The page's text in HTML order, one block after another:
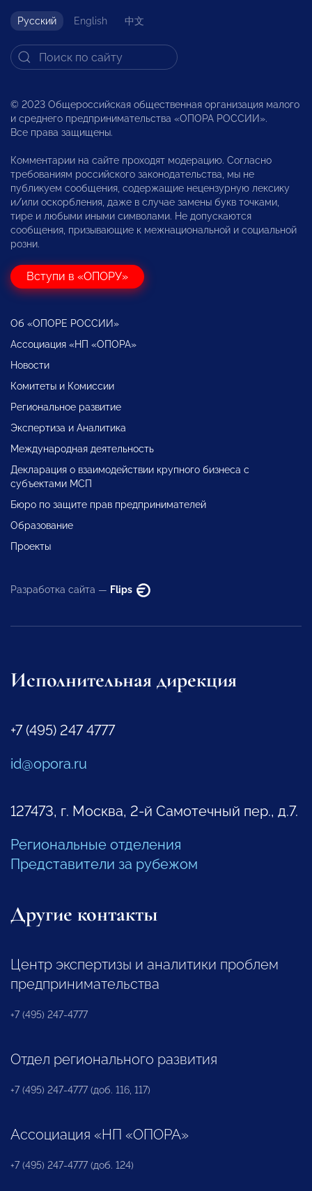
Русский English 中文
© 2023 Общероссийская общественная организация малого
и среднего предпринимательства «ОПОРА РОССИИ».
Все права защищены.
Комментарии на сайте проходят модерацию. Согласно
требованиям российского законодательства, мы не
публикуем сообщения, содержащие нецензурную лексику
и/или оскорбления, даже в случае замены букв точками,
тире и любыми иными символами. Не допускаются
сообщения, призывающие к межнациональной и социальной
розни.
Вступи в «ОПОРУ»
Об «ОПОРЕ РОССИИ»
Ассоциация «НП «ОПОРА»
Новости
Комитеты и Комиссии
Региональное развитие
Экспертиза и Аналитика
Международная деятельность
Декларация о взаимодействии крупного бизнеса с
субъектами МСП
Бюро по защите прав предпринимателей
Образование
Проекты
Разработка сайта — Flips
Исполнительная дирекция
+7 (495) 247 4777
id@opora.ru
127473, г. Москва, 2-й Самотечный пер., д.7.
Региональные отделения
Представители за рубежом
Другие контакты
Центр экспертизы и аналитики проблем
предпринимательства
+7 (495) 247-4777
Отдел регионального развития
+7 (495) 247-4777 (доб. 116, 117)
Ассоциация «НП «ОПОРА»
+7 (495) 247-4777 (доб. 124)